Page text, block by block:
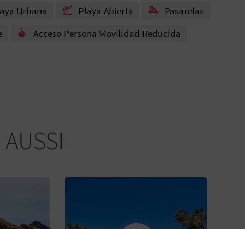
Urbana Playa Abierta
Pasarelas
Acceso Persona Movilidad Reducida